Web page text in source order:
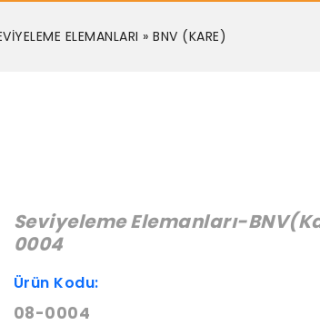
ELEMANLARI »BNV (KARE)
Seviyeleme Elemanları-
0004
Ürün Kodu:
08-0004